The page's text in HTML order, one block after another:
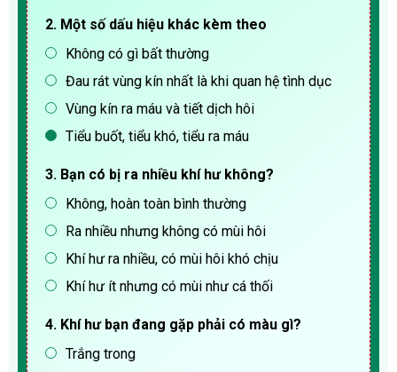
2. Một số dấu hiệu khác kèm theo
Không có gì bất thường
Đau rát vùng kín nhất là khi quan hệ tình dục
Vùng kín ra máu và tiết dịch hôi
Tiểu buốt, tiểu khó, tiểu ra máu
3. Bạn có bị ra nhiều khí hư không?
Không, hoàn toàn bình thường
Ra nhiều nhưng không có mùi hôi
Khí hư ra nhiều, có mùi hôi khó chịu
Khí hư ít nhưng có mùi như cá thối
4. Khí hư bạn đang gặp phải có màu gì?
Trắng trong